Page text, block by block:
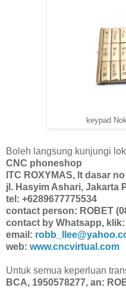
keypad
Boleh langsung kunjungi
CNC phoneshop
ITC ROXYMAS, lt dasar
jl. Hasyim Ashari, Jakarta
tel: +6289677775534
contact person: ROBET
contact by Whatsapp, klik:
email:
web: www.cncvirtual.com
Untuk semua keperluan
BCA, 1950578277, an: